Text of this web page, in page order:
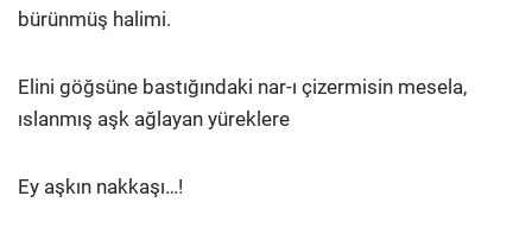
bürünmüş halimi.
Elini göğsüne bastığındaki nar-ı çizermisin mesela,
ıslanmış aşk ağlayan yüreklere
Ey aşkın nakkaşı…!